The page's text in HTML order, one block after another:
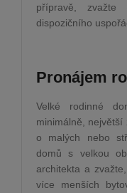
přípravě, zvažte
dispozičního
Pronájem
Velké rodinné
minimálně,
o malých nebo
domů s velkou
architekta a
více menších